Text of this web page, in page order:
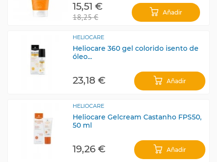
15,51 €
18,25 € Añadir
HELIOCARE
Heliocare 360 gel colorido isento de
óleo...
23,18 € Añadir
HELIOCARE
Heliocare Gelcream Castanho FPS50,
50 ml
19,26 € Añadir